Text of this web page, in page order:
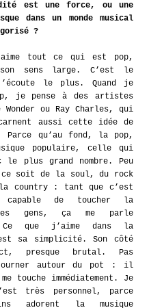
est une force, ou une
dans un monde musical
?
tout ce qui est pop,
sens large. C’est le
le plus. Quand je
je pense à des artistes
Wonder ou Ray Charles, qui
aussi cette idée de
Parce qu’au fond, la pop,
populaire, celle qui
le plus grand nombre. Peu
ce soit de la soul, du rock
la country : tant que c’est
capable de toucher la
gens, ça me parle
Ce que j’aime dans la
sa simplicité. Son côté
presque brutal. Pas
autour du pot : il
touche immédiatement. Je
très personnel, parce
adorent la musique